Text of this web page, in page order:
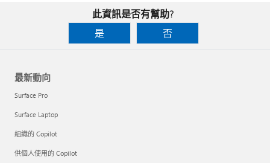
此資訊是否有幫助?
是
否
最新動向
Surface Pro
Surface Laptop
組織的 Copilot
供個人使用的 Copilot